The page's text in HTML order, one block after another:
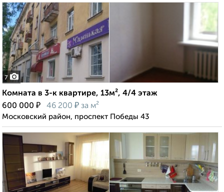
7
Комната в 3-к квартире, 13м², 4/4 этаж
600 000 ₽ 46 200 ₽ за м²
Московский район, проспект Победы 43